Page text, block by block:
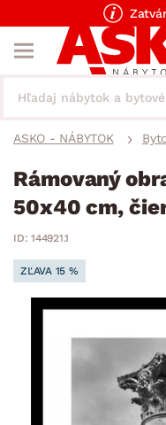
ASKO - NÁBYTOK
Rámovaný
50x40 cm,
ID: 144921.1
ZĽAVA 15 %